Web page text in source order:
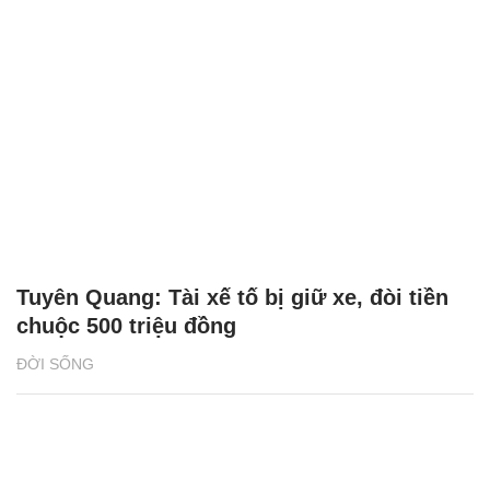
ĐỜI SỐNG
Tuyên Quang: Tài xế tố bị giữ xe, đòi tiền
chuộc 500 triệu đồng